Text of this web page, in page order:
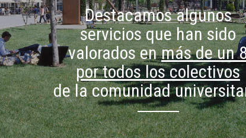
Destacamos algunos
servicios que han sido
valorados enmás de un
por todos los colectivos
de la comunidad